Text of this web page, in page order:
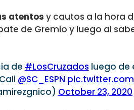
atentos y cautos a la hora
de Gremio y luego al
de #LosCruzados luego de
@SC_ESPN
October 23, 2020